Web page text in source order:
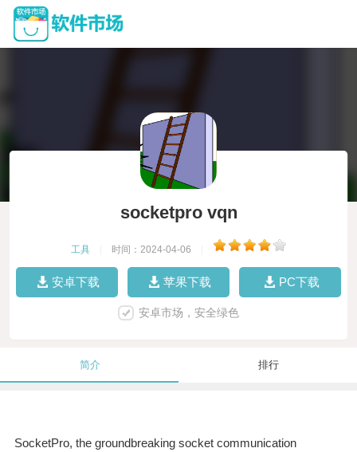
socketpro vqn
工具 时间：2024-04-06
安卓下载 苹果下载 PC下载
安卓市场，安全绿色
简介 排行
SocketPro, the groundbreaking socket communication